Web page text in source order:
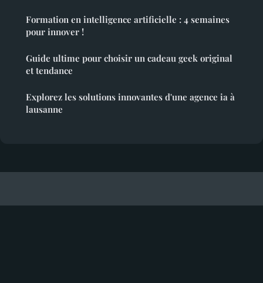
Formation en intelligence artificielle : 4 semaines
pour innover !
Guide ultime pour choisir un cadeau geek original
et tendance
Explorez les solutions innovantes d'une agence ia à
lausanne
Dataetapplications